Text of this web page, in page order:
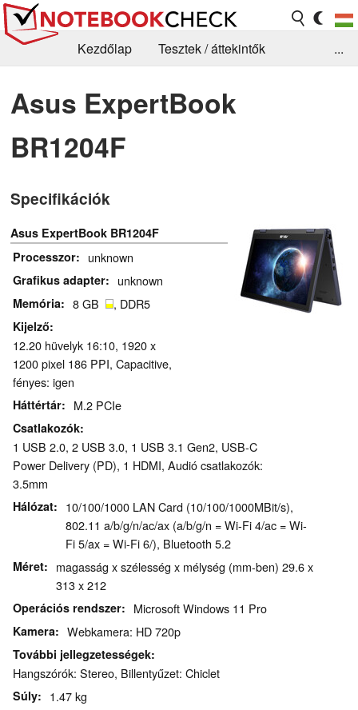
Kezdőlap
Tesztek / áttekintők
Könyvtár
Kapcsolat
...
Asus ExpertBook
BR1204F
Specifikációk
Asus ExpertBook BR1204F
Processzor
unknown
Grafikus adapter unknown
Memória 8 GB , DDR5
Kijelző
12.20 hüvelyk 16:10, 1920 x
1200 pixel 186 PPI, Capacitive,
fényes: igen
Háttértár M.2 PCIe
Csatlakozók
1 USB 2.0, 2 USB 3.0, 1 USB 3.1 Gen2, USB-C
Power Delivery (PD), 1 HDMI, Audió csatlakozók:
3.5mm
Hálózat
10/100/1000 LAN Card (10/100/1000MBit/s),
802.11 a/b/g/n/ac/ax (a/b/g/n = Wi-Fi 4/ac = Wi-
Fi 5/ax = Wi-Fi 6/), Bluetooth 5.2
Méret
magasság x szélesség x mélység (mm-ben) 29.6 x
313 x 212
Operációs rendszer Microsoft Windows 11 Pro
Kamera Webkamera: HD 720p
További jellegzetességek
Hangszórók: Stereo, Billentyűzet: Chiclet
Súly 1.47 kg